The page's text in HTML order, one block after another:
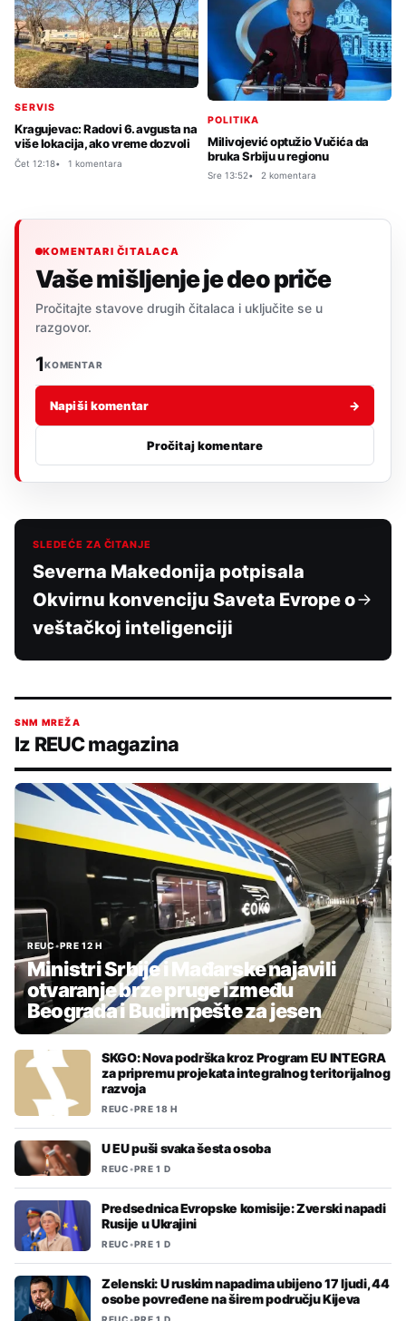
SERVIS
Kragujevac: Radovi 6. avgusta na
više lokacija, ako vreme dozvoli
Čet 12:18 1 komentara
POLITIKA
Milivojević optužio Vučića da
bruka Srbiju u regionu
Sre 13:52 2 komentara
KOMENTARI ČITALACA
Vaše mišljenje je deo priče
Pročitajte stavove drugih čitalaca i uključite se u
razgovor.
1KOMENTAR
Napiši komentar →
Pročitaj komentare
SLEDEĆE ZA ČITANJE
Severna Makedonija potpisala
Okvirnu konvenciju Saveta Evrope o
veštačkoj inteligenciji
SNM MREŽA
Iz REUC magazina
REUC•PRE 12 H
Ministri Srbije i Mađarske najavili
otvaranje brze pruge između
Beograda i Budimpešte za jesen
SKGO: Nova podrška kroz Program EU INTEGRA
za pripremu projekata integralnog teritorijalnog
razvoja
REUC•PRE 18 H
U EU puši svaka šesta osoba
REUC•PRE 1 D
Predsednica Evropske komisije: Zverski napadi
Rusije u Ukrajini
REUC•PRE 1 D
Zelenski: U ruskim napadima ubijeno 17 ljudi, 44
osobe povređene na širem području Kijeva